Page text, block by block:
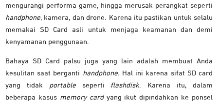
mengurangi performa game, hingga merusak perangkat seperti
handphone, kamera, dan drone. Karena itu pastikan untuk selalu
memakai SD Card asli untuk menjaga keamanan dan demi
kenyamanan penggunaan.
Bahaya SD Card palsu juga yang lain adalah membuat Anda
kesulitan saat berganti handphone. Hal ini karena sifat SD card
yang tidak portableseperti flashdisk. Karena itu, dalam
beberapa kasus memory cardyang ikut dipindahkan ke ponsel